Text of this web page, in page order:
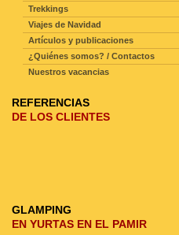
Trekkings
Viajes de Navidad
Artículos y publicaciones
¿Quiénes somos? / Contactos
Nuestros vacancias
REFERENCIAS
DE LOS CLIENTES
GLAMPING
EN YURTAS EN EL PAMIR